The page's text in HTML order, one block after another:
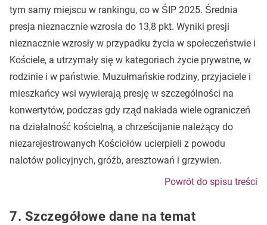
tym samy miejscu w rankingu, co w ŚIP 2025. Średnia
presja nieznacznie wzrosła do 13,8 pkt. Wyniki presji
nieznacznie wzrosły w przypadku życia w społeczeństwie i
Kościele, a utrzymały się w kategoriach życie prywatne, w
rodzinie i w państwie. Muzułmańskie rodziny, przyjaciele i
mieszkańcy wsi wywierają presję w szczególności na
konwertytów, podczas gdy rząd nakłada wiele ograniczeń
na działalność kościelną, a chrześcijanie należący do
niezarejestrowanych Kościołów ucierpieli z powodu
nalotów policyjnych, gróźb, aresztowań i grzywien.
Powrót do spisu treści
7. Szczegółowe dane na temat